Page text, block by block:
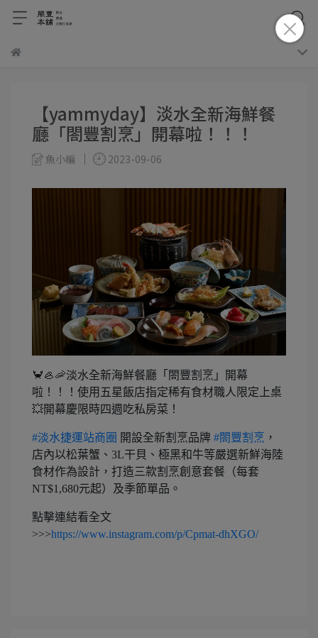
【yammyday】淡水全新海鮮餐
廳「閤豐割烹」開幕啦！！！
魚小編 2023-09-06
🦀🦪🦐淡水全新海鮮餐廳「閤豐割烹」開幕
啦！！！使用五星飯店指定稀有食材職人限定上桌
💥開幕慶限時四週吃私房菜！
#淡水捷運站商圈 開設全新割烹品牌 #閤豐割烹 ，
店內以松葉蟹、3L干貝、極黑和牛等嚴選新鮮海陸
食材作為設計，打造三款割烹創意套餐（每套
NT$1,680元起）及季節單品。
點擊連結看全文
>>>https://www.instagram.com/p/Cpmat-dhXGO/